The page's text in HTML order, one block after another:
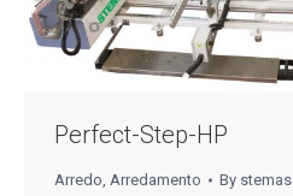
Perfect-Step-HP
Arredo, Arredamento By stemas